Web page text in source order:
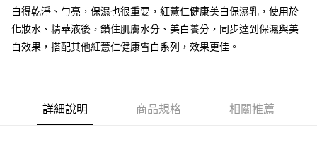
台新國際商業銀行
中國信託商業銀行
台灣樂天信用卡公司
元大商業銀行
永豐商業銀行
玉山商業銀行
星展（台灣）商業銀行
台灣樂天信用卡公司
悠遊付
流程，驗證手機門號後，選擇欲分期的期數、繳款截止日，確認付款後即完
成交易。
【關於「AFTEE先享後付」】
ATM付款
白得乾淨、勻亮，保濕也很重要，紅薏仁健康美白保濕乳，使用於
化妝水、精華液後，鎖住肌膚水分、美白養分，同步達到保濕與美
白效果，搭配其他紅薏仁健康雪白系列，效果更佳。
詳細說明 商品規格 相關推薦